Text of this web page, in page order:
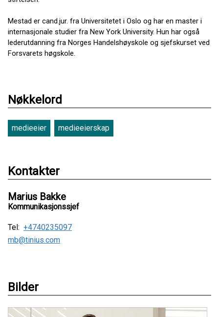
Mestad er cand.jur. fra Universitetet i Oslo og har en master i
internasjonale studier fra New York University. Hun har også
lederutdanning fra Norges Handelshøyskole og sjefskurset ved
Forsvarets høgskole.
Nøkkelord
medieeier medieeierskap
Kontakter
Marius Bakke
Kommunikasjonssjef
Tel: +4740235097
mb@tinius.com
Bilder